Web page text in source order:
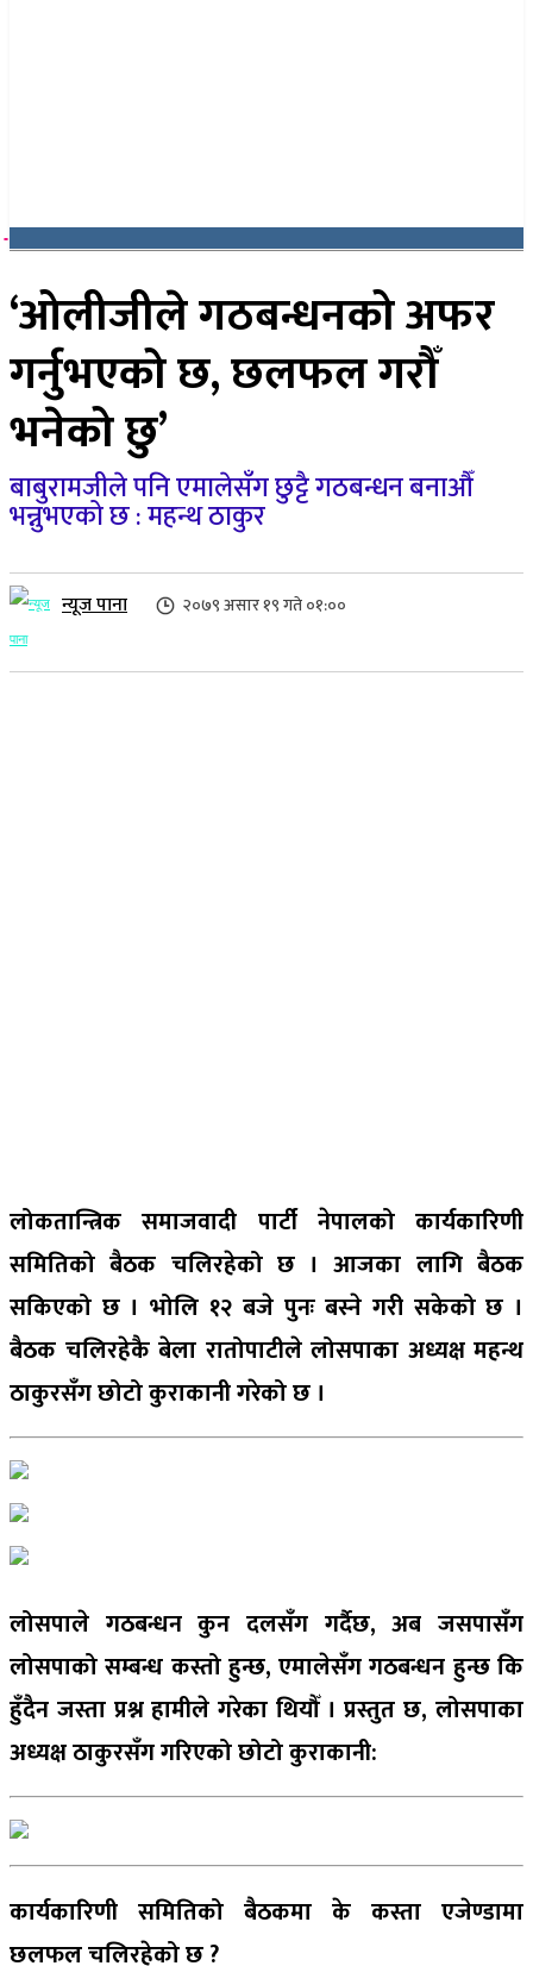
‘ओलीजीले गठबन्धनको अफर
गर्नुभएको छ, छलफल गरौँ
भनेको छु’
बाबुरामजीले पनि एमालेसँग छुट्टै गठबन्धन बनाऔँ
भन्नुभएको छ : महन्थ ठाकुर
न्यूज पाना २०७९ असार १९ गते ०१:००
लोकतान्त्रिक समाजवादी पार्टी नेपालको कार्यकारिणी
समितिको बैठक चलिरहेको छ । आजका लागि बैठक
सकिएको छ । भोलि १२ बजे पुनः बस्ने गरी सकेको छ ।
बैठक चलिरहेकै बेला रातोपाटीले लोसपाका अध्यक्ष महन्थ
ठाकुरसँग छोटो कुराकानी गरेको छ ।
लोसपाले गठबन्धन कुन दलसँग गर्दैछ, अब जसपासँग
लोसपाको सम्बन्ध कस्तो हुन्छ, एमालेसँग गठबन्धन हुन्छ कि
हुँदैन जस्ता प्रश्न हामीले गरेका थियौँ । प्रस्तुत छ, लोसपाका
अध्यक्ष ठाकुरसँग गरिएको छोटो कुराकानी:
कार्यकारिणी समितिको बैठकमा के कस्ता एजेण्डामा
छलफल चलिरहेको छ ?